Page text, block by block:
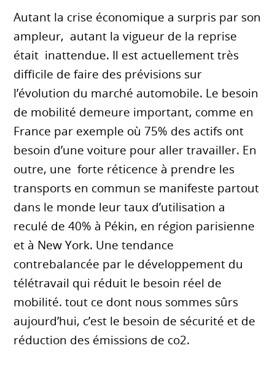
Autant la crise économique a surpris par son
ampleur, autant la vigueur de la reprise
était inattendue. Il est actuellement très
difficile de faire des prévisions sur
l’évolution du marché automobile. Le besoin
de mobilité demeure important, comme en
France par exemple où 75% des actifs ont
besoin d’une voiture pour aller travailler. En
outre, une forte réticence à prendre les
transports en commun se manifeste partout
dans le monde leur taux d’utilisation a
reculé de 40% à Pékin, en région parisienne
et à New York. Une tendance
contrebalancée par le développement du
télétravail qui réduit le besoin réel de
mobilité. tout ce dont nous sommes sûrs
aujourd’hui, c’est le besoin de sécurité et de
réduction des émissions de co2.